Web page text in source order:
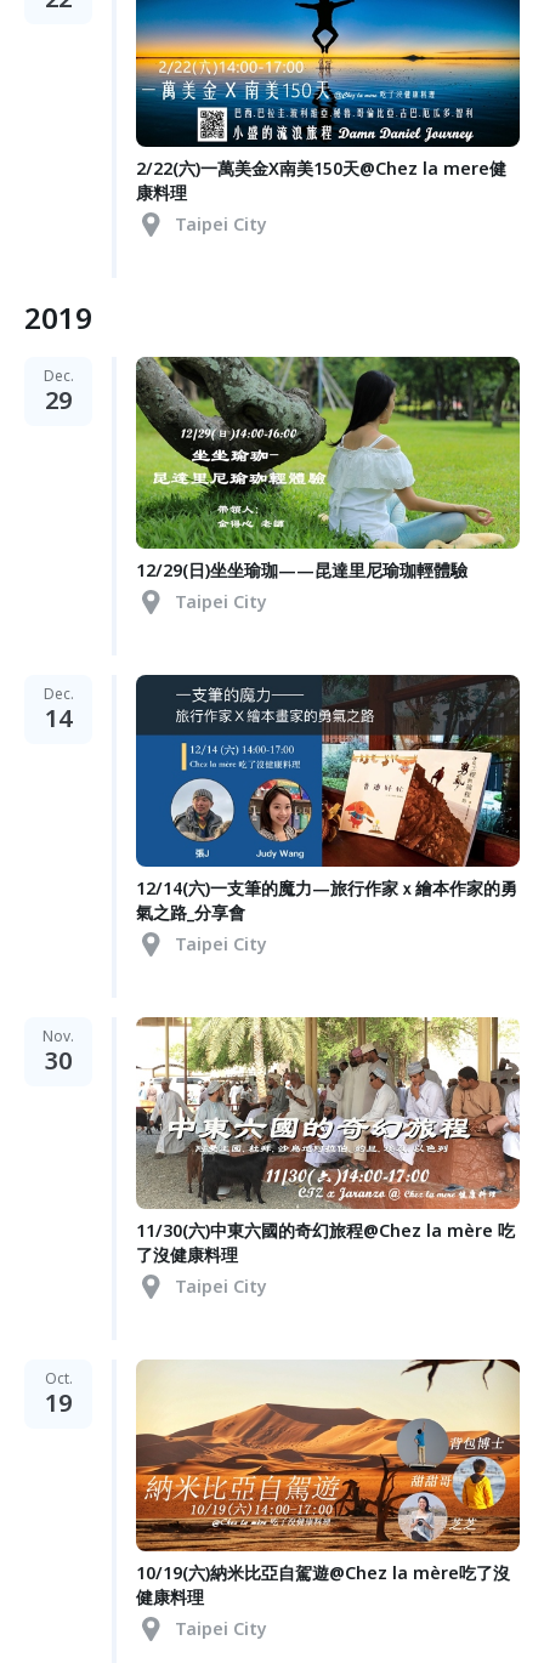
2/22(六)一萬美金X南美150天@Chez la mere健
康料理
Taipei City
2019
Dec.
29
12/29(日)坐坐瑜珈——昆達里尼瑜珈輕體驗
Taipei City
Dec.
14
12/14(六)一支筆的魔力—旅行作家ｘ繪本作家的勇
氣之路_分享會
Taipei City
Nov.
30
11/30(六)中東六國的奇幻旅程@Chez la mère 吃
了沒健康料理
Taipei City
Oct.
19
10/19(六)納米比亞自駕遊@Chez la mère吃了沒
健康料理
Taipei City